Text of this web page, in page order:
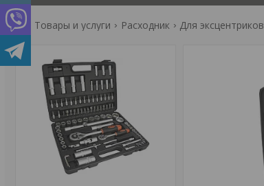
Товары и услуги Расходник Для эксцентриков